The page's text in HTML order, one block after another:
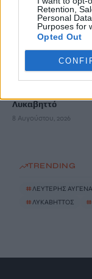
Retention,
Personal
Purposes for
Opted Out
Ο Δήμος
εξασφάλισαν
Ανθεκτικότητας
Λυκαβηττό
8 Αυγούστου, 2026
TRENDING
#ΛΕΥΤΕΡΗΣ
# ΛΥΚΑΒΗΤΤΟΣ #